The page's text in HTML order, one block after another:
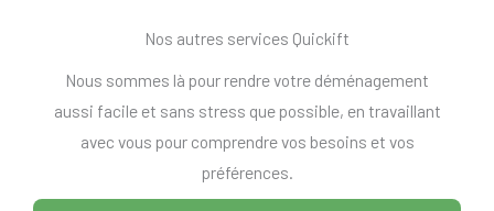
Nos autres services Quickift
Nous sommes là pour rendre votre déménagement
aussi facile et sans stress que possible, en travaillant
avec vous pour comprendre vos besoins et vos
préférences.